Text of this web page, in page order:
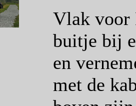
Vlak voor
buitje bij
en
met de